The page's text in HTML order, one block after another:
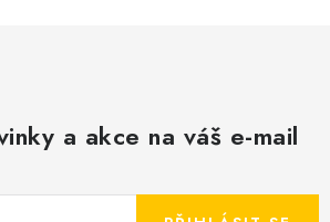
a akce na váš e-mail